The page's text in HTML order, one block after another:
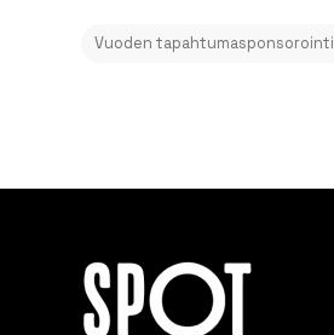
Vuoden tapahtumasponsorointi